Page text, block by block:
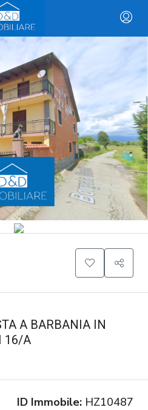
A BARBANIA IN
16/A
ID Immobile: HZ10487